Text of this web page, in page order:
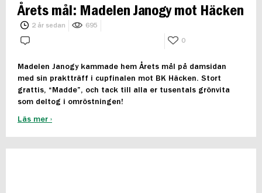
Årets mål: Madelen Janogy mot Häcken
2 år sedan 695
0
Madelen Janogy kammade hem Årets mål på damsidan
med sin praktträff i cupfinalen mot BK Häcken. Stort
grattis, “Madde”, och tack till alla er tusentals grönvita
som deltog i omröstningen!
Läs mer ›